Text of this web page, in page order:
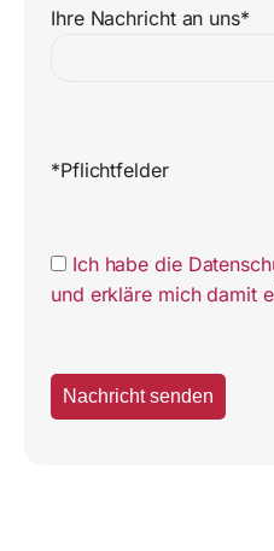
Ihre Nachricht an uns*
*Pflichtfelder
Ich habe die
und erkläre mich damit